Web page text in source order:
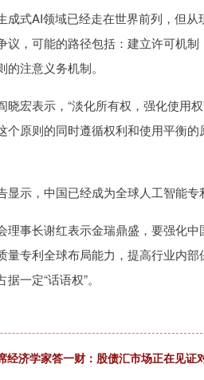
式AI领域已经走在世界前列，但从
议，可能的路径包括：建立许可机
注意义务机制。
宏表示，“淡化所有权，强化使用
个原则的同时遵循权利和使用平衡
示，中国已经成为全球人工智能专
事长谢红表示金瑞鼎盛，要强化中
量专利全球布局能力，提高行业内
一定“话语权”。
经济学家答一财：股债汇市场正在见证